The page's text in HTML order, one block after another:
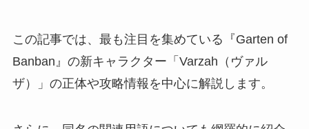
この記事では、最も注目を集めている『Garten of
Banban』の新キャラクター「Varzah（ヴァル
ザ）」の正体や攻略情報を中心に解説します。